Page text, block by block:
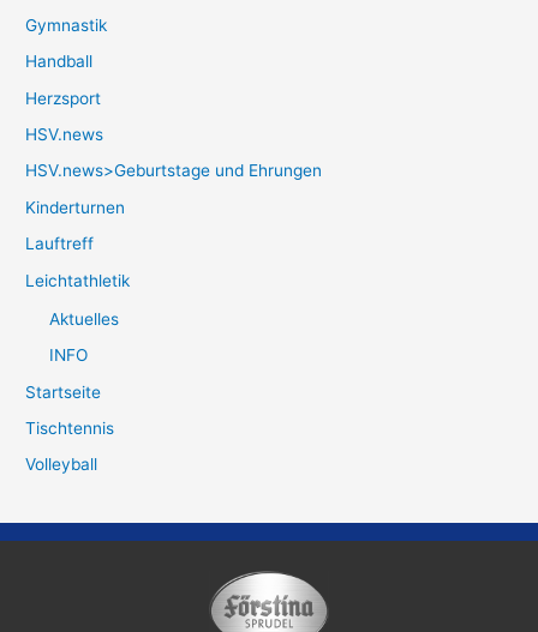
Gymnastik
Handball
Herzsport
HSV.news
HSV.news>Geburtstage und Ehrungen
Kinderturnen
Lauftreff
Leichtathletik
Aktuelles
INFO
Startseite
Tischtennis
Volleyball